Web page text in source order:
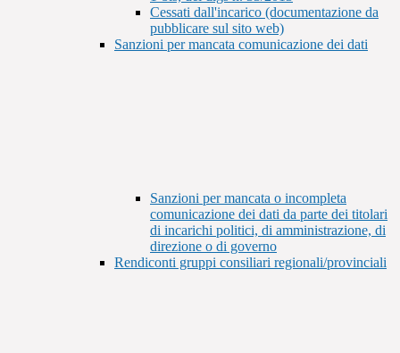
Cessati dall'incarico (documentazione da
pubblicare sul sito web)
Sanzioni per mancata comunicazione dei dati
Sanzioni per mancata o incompleta
comunicazione dei dati da parte dei titolari
di incarichi politici, di amministrazione, di
direzione o di governo
Rendiconti gruppi consiliari regionali/provinciali